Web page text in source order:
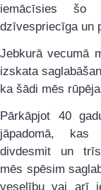
iemācīsies šo
dzīvespriecīga un
Jebkurā vecumā
izskata
ka šādi mēs
Pārkāpjot 40
jāpadomā,
divdesmit un
mēs spēsim
veselību vai arī